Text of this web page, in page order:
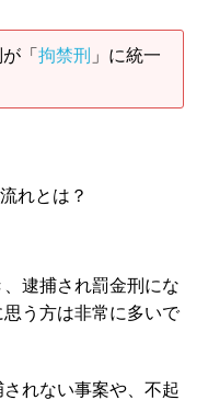
が「拘禁刑 」に統一
れとは？
逮捕され罰金刑にな
う方は非常に多いで
れない事案や、不起